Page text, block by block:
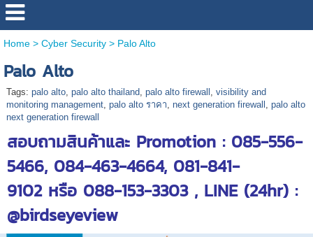
Home> Cyber Security> Palo Alto
Palo Alto
Tags: palo alto, palo alto thailand, palo alto firewall , visibility and
monitoring management, palo alto ราคา, next generation firewall , palo alto
next generation firewall
สอบถามสินค้าและ Promotion : 085-556-
5466, 084-463-4664, 081-841-
9102 หรือ 088-153-3303 , LINE (24hr) :
@birdseyeview